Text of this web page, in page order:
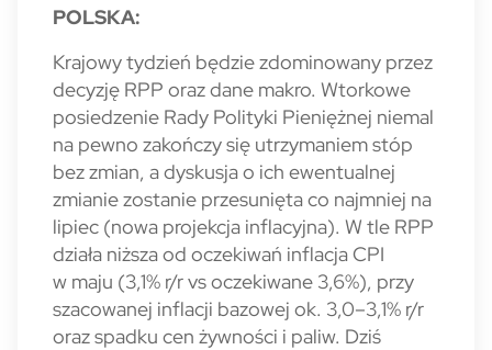
POLSKA:
Krajowy tydzień będzie zdominowany przez
decyzję RPP oraz dane makro. Wtorkowe
posiedzenie Rady Polityki Pieniężnej niemal
na pewno zakończy się utrzymaniem stóp
bez zmian, a dyskusja o ich ewentualnej
zmianie zostanie przesunięta co najmniej na
lipiec (nowa projekcja inflacyjna). W tle RPP
działa niższa od oczekiwań inflacja CPI
w maju (3,1% r/r vs oczekiwane 3,6%), przy
szacowanej inflacji bazowej ok. 3,0–3,1% r/r
oraz spadku cen żywności i paliw. Dziś